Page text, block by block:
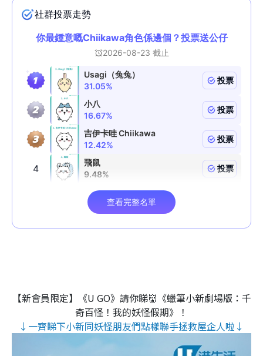
【新會員限定】《U GO》請你睇👹《蠟筆小新劇場版：千
奇百怪！我的妖怪假期》！
↓一齊睇下小新同妖怪朋友們點樣聯手拯救屋企人啦↓